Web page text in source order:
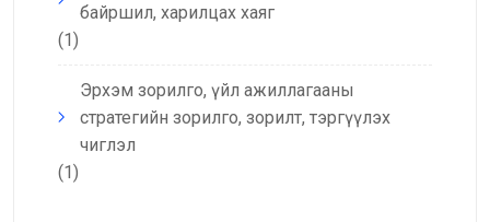
байршил, харилцах хаяг
(1)
Эрхэм зорилго, үйл ажиллагааны
стратегийн зорилго, зорилт, тэргүүлэх
чиглэл
(1)